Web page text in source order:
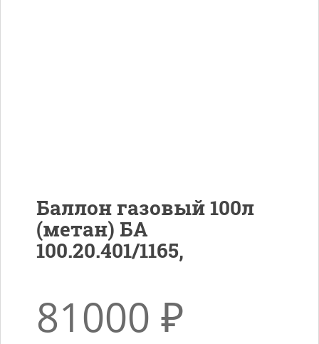
Баллон газовый 100л
(метан) БА
100.20.401/1165,
81000 ₽